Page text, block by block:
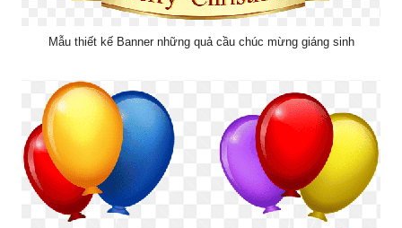
Mẫu thiết kế Banner những quả cầu chúc mừng giáng sinh